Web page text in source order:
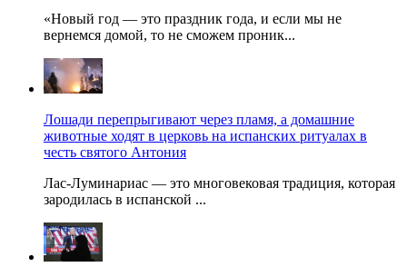
«Новый год — это праздник года, и если мы не
вернемся домой, то не сможем проник...
Лошади перепрыгивают через пламя, а домашние
животные ходят в церковь на испанских ритуалах в
честь святого Антония
Лас-Луминариас — это многовековая традиция, которая
зародилась в испанской ...